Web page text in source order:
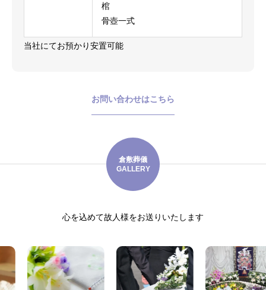
棺
骨壺一式
当社にてお預かり安置可能
お問い合わせはこちら
倉敷葬儀
GALLERY
心を込めて故人様をお送りいたします